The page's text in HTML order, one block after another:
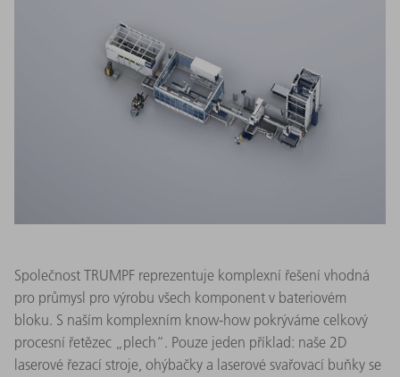
Společnost TRUMPF reprezentuje komplexní řešení vhodná
pro průmysl pro výrobu všech komponent v bateriovém
bloku. S naším komplexním know-how pokrýváme celkový
procesní řetězec „plech“. Pouze jeden příklad: naše 2D
laserové řezací stroje, ohýbačky a laserové svařovací buňky se